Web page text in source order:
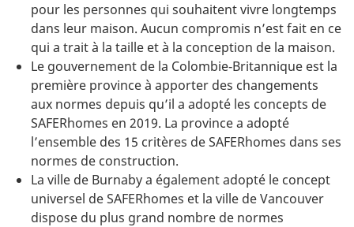
pour les personnes qui souhaitent vivre longtemps
dans leur maison. Aucun compromis n’est fait en ce
qui a trait à la taille et à la conception de la maison.
Le gouvernement de la Colombie‑Britannique est la
première province à apporter des changements
aux normes depuis qu’il a adopté les concepts de
SAFERhomes en 2019. La province a adopté
l’ensemble des 15 critères de SAFERhomes dans ses
normes de construction.
La ville de Burnaby a également adopté le concept
universel de SAFERhomes et la ville de Vancouver
dispose du plus grand nombre de normes